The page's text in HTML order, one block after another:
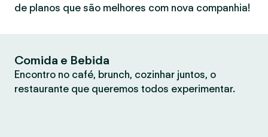
de planos que são melhores com nova companhia!
Comida e Bebida
Encontro no café, brunch, cozinhar juntos, o
restaurante que queremos todos experimentar.